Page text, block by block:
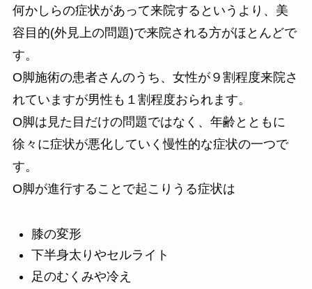
何かしらの症状があって来院するというより、美
容目的(外見上の問題)で来院される方がほとんどで
す。
O脚施術の患者さんのうち、女性が９割程度来院さ
れていますが男性も１割程度おられます。
O脚は見た目だけの問題ではなく、年齢とともに
徐々に症状が悪化していく慢性的な症状の一つで
す。
O脚が進行することで起こりうる症状は
膝の変形
下半身太りやセルライト
足のむくみや冷え